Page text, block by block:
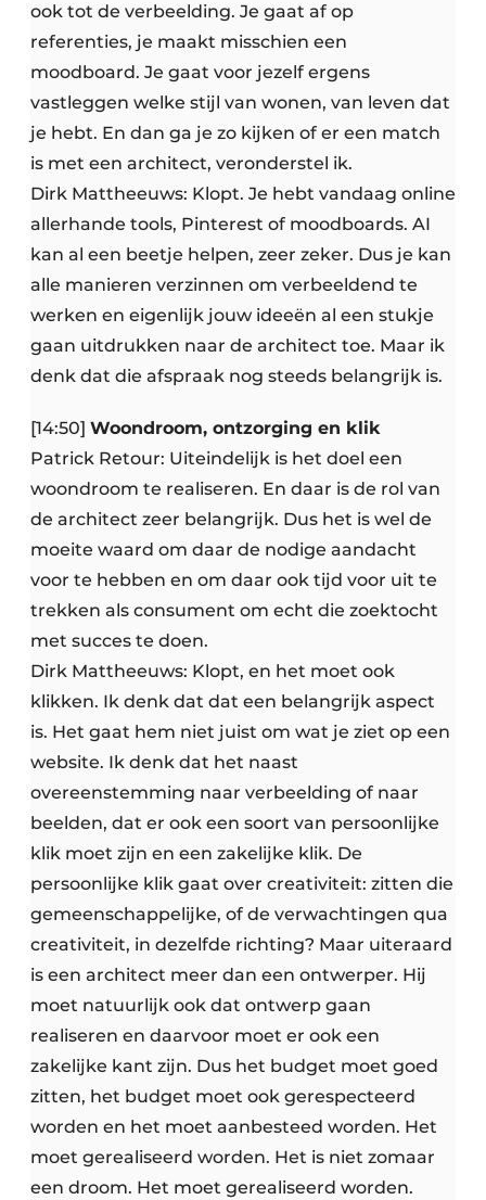
ook tot de verbeelding. Je gaat af op
referenties, je maakt misschien een
moodboard. Je gaat voor jezelf ergens
vastleggen welke stijl van wonen, van leven dat
je hebt. En dan ga je zo kijken of er een match
is met een architect, veronderstel ik.
Dirk Mattheeuws: Klopt. Je hebt vandaag online
allerhande tools, Pinterest of moodboards. AI
kan al een beetje helpen, zeer zeker. Dus je kan
alle manieren verzinnen om verbeeldend te
werken en eigenlijk jouw ideeën al een stukje
gaan uitdrukken naar de architect toe. Maar ik
denk dat die afspraak nog steeds belangrijk is.
[14:50] Woondroom, ontzorging en klik
Patrick Retour: Uiteindelijk is het doel een
woondroom te realiseren. En daar is de rol van
de architect zeer belangrijk. Dus het is wel de
moeite waard om daar de nodige aandacht
voor te hebben en om daar ook tijd voor uit te
trekken als consument om echt die zoektocht
met succes te doen.
Dirk Mattheeuws: Klopt, en het moet ook
klikken. Ik denk dat dat een belangrijk aspect
is. Het gaat hem niet juist om wat je ziet op een
website. Ik denk dat het naast
overeenstemming naar verbeelding of naar
beelden, dat er ook een soort van persoonlijke
klik moet zijn en een zakelijke klik. De
persoonlijke klik gaat over creativiteit: zitten die
gemeenschappelijke, of de verwachtingen qua
creativiteit, in dezelfde richting? Maar uiteraard
is een architect meer dan een ontwerper. Hij
moet natuurlijk ook dat ontwerp gaan
realiseren en daarvoor moet er ook een
zakelijke kant zijn. Dus het budget moet goed
zitten, het budget moet ook gerespecteerd
worden en het moet aanbesteed worden. Het
moet gerealiseerd worden. Het is niet zomaar
een droom. Het moet gerealiseerd worden.